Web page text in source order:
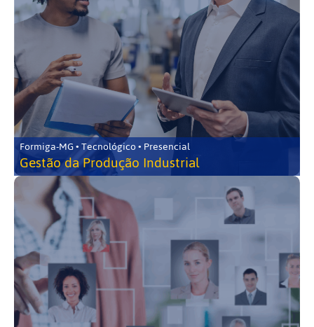
Formiga-MG • Tecnológico • Presencial
Gestão da Produção Industrial